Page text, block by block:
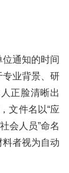
通知的时间
专业背景、研
正脸清晰出
文件名以“应
会人员”命名
者视为自动